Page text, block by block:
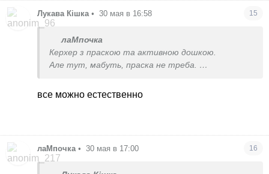
Лукава Кішка • 30 мая в 16:58 15
лаМпочка
Керхер з праскою та активною дошкою.
Але тут, мабуть, праска не треба.
все можно естественно
лаМпочка • 30 мая в 17:00 16